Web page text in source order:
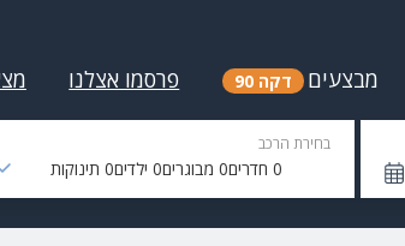
מבצעים דקה 90 פרסמו אצלנו
בחירת הרכב
0חדרים0מבוגרים0ילדים0תינוקות